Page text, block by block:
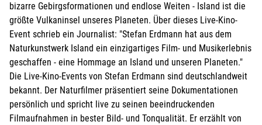
bizarre Gebirgsformationen und endlose Weiten - Island ist die
größte Vulkaninsel unseres Planeten. Über dieses Live-Kino-
Event schrieb ein Journalist: "Stefan Erdmann hat aus dem
Naturkunstwerk Island ein einzigartiges Film- und Musikerlebnis
geschaffen - eine Hommage an Island und unseren Planeten."
Die Live-Kino-Events von Stefan Erdmann sind deutschlandweit
bekannt. Der Naturfilmer präsentiert seine Dokumentationen
persönlich und spricht live zu seinen beeindruckenden
Filmaufnahmen in bester Bild- und Tonqualität. Er erzählt von